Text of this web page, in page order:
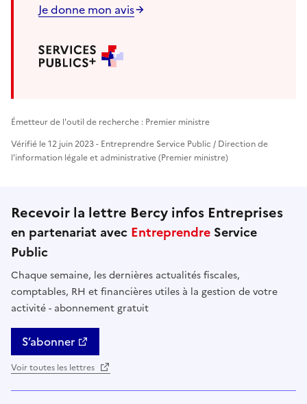
Je donne mon avis
Émetteur de l'outil de recherche : Premier ministre
Vérifié le 12 juin 2023 - Entreprendre Service Public / Direction de
l'information légale et administrative (Premier ministre)
Recevoir la lettre Bercy infos Entreprises
en partenariat avec Entreprendre Service
Public
Chaque semaine, les dernières actualités fiscales,
comptables, RH et financières utiles à la gestion de votre
activité - abonnement gratuit
S’abonner
Voir toutes les lettres